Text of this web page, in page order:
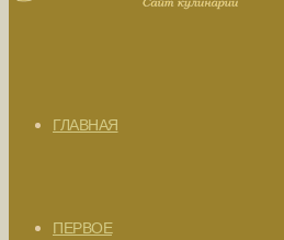
ГЛАВНАЯ
ПЕРВОЕ